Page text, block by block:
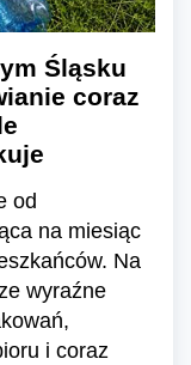
Śląsku
coraz
od
na miesiąc
Na
wyraźne
i coraz